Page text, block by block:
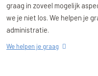
graag in zoveel mogelijk
we je niet los. We helpen je
administratie.
We helpen je graag